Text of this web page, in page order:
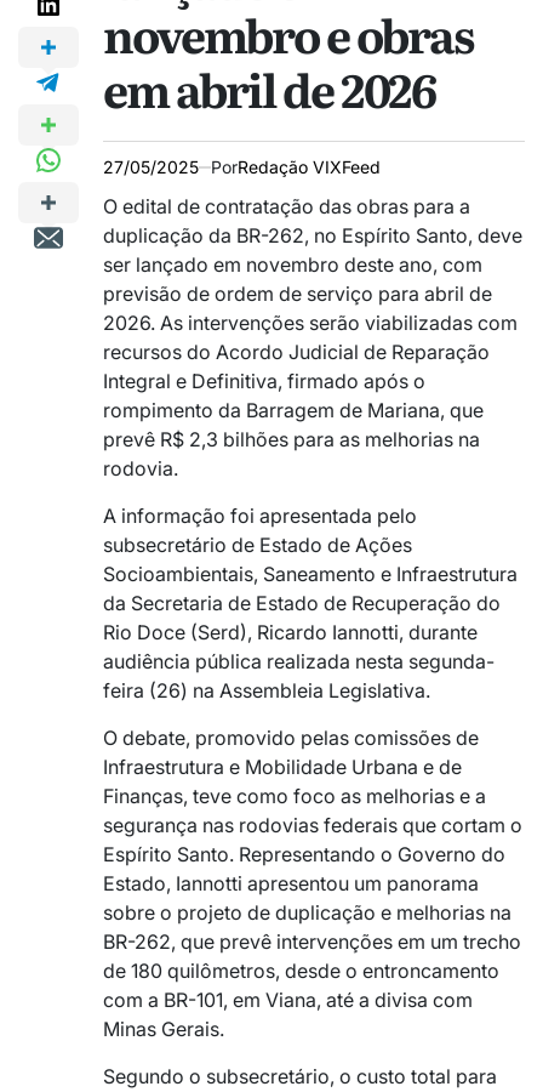
novembro e obras
em abril de 2026
27/05/2025 PorRedação VIXFeed
O edital de contratação das obras para a
duplicação da BR-262, no Espírito Santo, deve
ser lançado em novembro deste ano, com
previsão de ordem de serviço para abril de
2026. As intervenções serão viabilizadas com
recursos do Acordo Judicial de Reparação
Integral e Definitiva, firmado após o
rompimento da Barragem de Mariana, que
prevê R$ 2,3 bilhões para as melhorias na
rodovia.
A informação foi apresentada pelo
subsecretário de Estado de Ações
Socioambientais, Saneamento e Infraestrutura
da Secretaria de Estado de Recuperação do
Rio Doce (Serd), Ricardo Iannotti, durante
audiência pública realizada nesta segunda-
feira (26) na Assembleia Legislativa.
O debate, promovido pelas comissões de
Infraestrutura e Mobilidade Urbana e de
Finanças, teve como foco as melhorias e a
segurança nas rodovias federais que cortam o
Espírito Santo. Representando o Governo do
Estado, Iannotti apresentou um panorama
sobre o projeto de duplicação e melhorias na
BR-262, que prevê intervenções em um trecho
de 180 quilômetros, desde o entroncamento
com a BR-101, em Viana, até a divisa com
Minas Gerais.
Segundo o subsecretário, o custo total para